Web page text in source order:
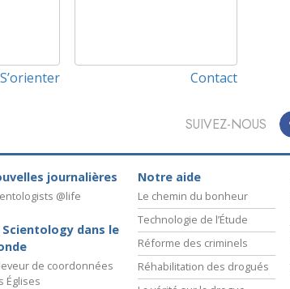
S’orienter Contact
SUIVEZ-NOUS
journalières
@life
Scientology dans le
de coordonnées
Églises
Notre aide
Le chemin du bonheur
Technologie de l’Étude
Réforme des criminels
Réhabilitation des drogués